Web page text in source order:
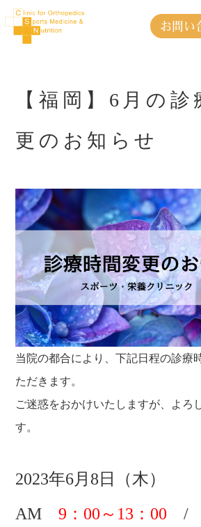
お問い
【福岡】6月の診
更のお知らせ
当院の都合により、下記日程の診療
ただきます。
ご迷惑をおかけいたしますが、よろ
す。
2023年6月8日（木）
AM9：00～13：00 /